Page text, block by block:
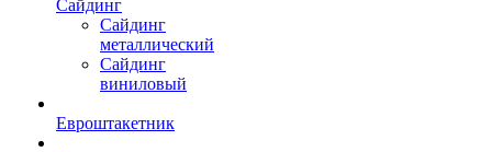
Сайдинг
Сайдинг
металлический
Сайдинг
виниловый
Евроштакетник